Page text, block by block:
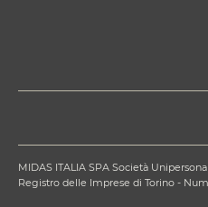
MIDAS ITALIA SPA Società
Registro delle Imprese di Torino -